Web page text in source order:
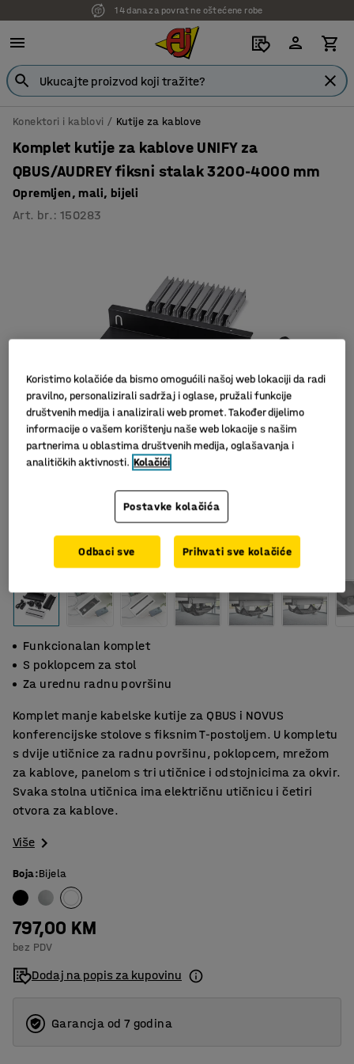
7 godina garancije
Konektori i kablovi Kutije za kablove
Komplet kutije za kablove UNIFY za
QBUS/AUDREY fiksni stalak 3200-4000 mm
Opremljen, mali, bijeli
Art. br. :150283
Slični proizvodi
Funkcionalan komplet
S poklopcem za stol
Za urednu radnu površinu
Komplet manje kabelske kutije za QBUS i NOVUS
konferencijske stolove s fiksnim T-postoljem. U kompletu
s dvije utičnice za radnu površinu, poklopcem, mrežom
za kablove, panelom s tri utičnice i odstojnicima za okvir.
Svaka stolna utičnica ima električnu utičnicu i četiri
otvora za kablove.
Više
Boja:Bijela
797,00 KM
bez PDV
Dodaj na popis za kupovinu
Garancja od 7 godina
Koristimo kolačiće da bismo omogućili našoj web lokaciji da radi
pravilno, personalizirali sadržaj i oglase, pružali funkcije
društvenih medija i analizirali web promet. Također dijelimo
informacije o vašem korištenju naše web lokacije s našim
partnerima u oblastima društvenih medija, oglašavanja i
analitičkih aktivnosti. Kolačići
Postavke kolačića
Odbaci sve Prihvati sve kolačiće